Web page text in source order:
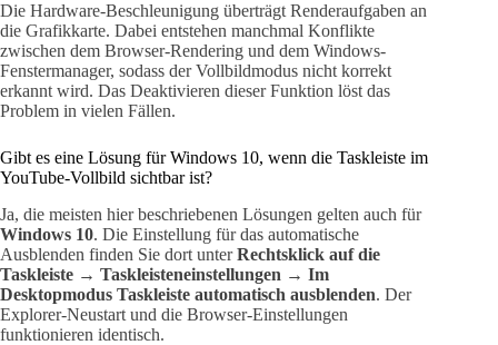
Die Hardware-Beschleunigung überträgt Renderaufgaben an
die Grafikkarte. Dabei entstehen manchmal Konflikte
zwischen dem Browser-Rendering und dem Windows-
Fenstermanager, sodass der Vollbildmodus nicht korrekt
erkannt wird. Das Deaktivieren dieser Funktion löst das
Problem in vielen Fällen.
Gibt es eine Lösung für Windows 10, wenn die Taskleiste im
YouTube-Vollbild sichtbar ist?
Ja, die meisten hier beschriebenen Lösungen gelten auch für
Windows 10. Die Einstellung für das automatische
Ausblenden finden Sie dort unterRechtsklick auf die
Taskleiste → Taskleisteneinstellungen → Im
Desktopmodus Taskleiste automatisch ausblenden. Der
Explorer-Neustart und die Browser-Einstellungen
funktionieren identisch.